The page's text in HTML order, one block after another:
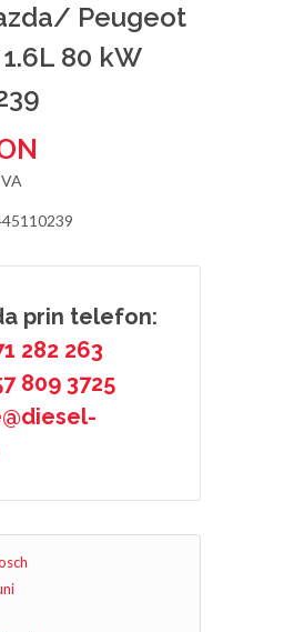
Peugeot
80 kW
prin telefon:
282 263
809 3725